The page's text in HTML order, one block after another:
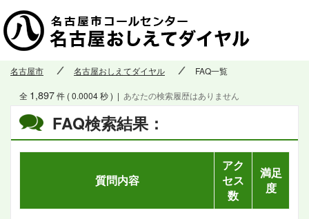
名古屋市 名古屋おしえてダイヤル FAQ一覧
FAQ検索結果：
全 1,897件 ( 0.0004 秒 ) | あなたの検索履歴はありません
質問内容
アク
セス
数
満足
度